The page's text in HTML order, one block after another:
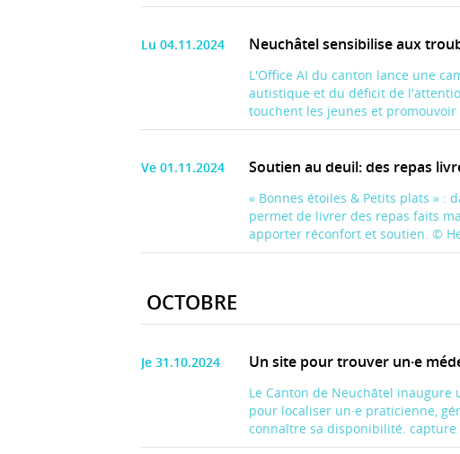
Lu 04.11.2024 Neuchâtel sensibilise aux
L'Office AI du canton lance une
autistique et du déficit de
touchent les jeunes et promouvoir
Ve 01.11.2024 Soutien au deuil: des repas
« Bonnes étoiles & Petits plats » :
permet de livrer des repas faits
apporter réconfort et soutien. ©
OCTOBRE
Je 31.10.2024 Un site pour trouver un·e
Le Canton de Neuchâtel
pour localiser un·e praticienne,
connaître sa disponibilité.